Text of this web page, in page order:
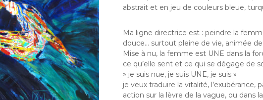
abstrait et en jeu de couleurs bleue,
Ma ligne directrice est : peindre la
douce… surtout pleine de vie, animée
Mise à nu, la femme est UNE dans la
ce qu’elle sent et ce qui se dégage de
» je suis nue, je suis UNE, je suis »
je veux traduire la vitalité,
action sur la lèvre de la vague, ou dans